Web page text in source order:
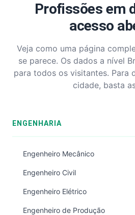
Profissões em
acesso
Veja como uma página
se parece. Os dados a nível
para todos os visitantes. Para
cidade, basta
ENGENHARIA
Engenheiro Mecânico
Engenheiro Civil
Engenheiro Elétrico
Engenheiro de Produção